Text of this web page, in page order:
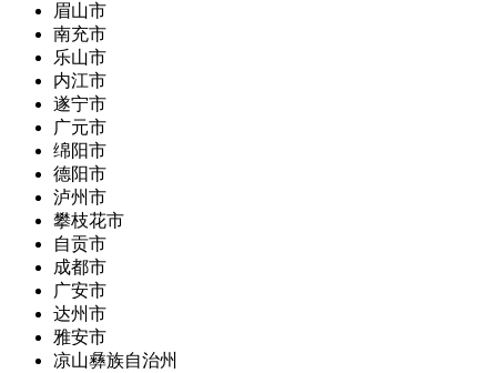
眉山市
南充市
乐山市
内江市
遂宁市
广元市
绵阳市
德阳市
泸州市
攀枝花市
自贡市
成都市
广安市
达州市
雅安市
凉山彝族自治州